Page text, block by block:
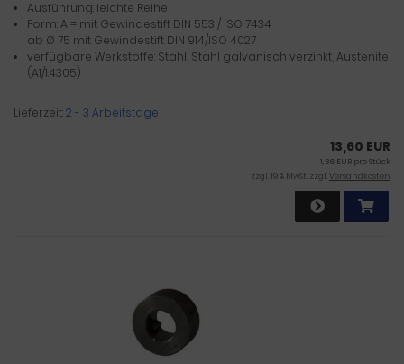
Ausführung: leichte Reihe
Form: A = mit Gewindestift DIN 553 / ISO 7434
ab Ø 75 mit Gewindestift DIN 914/ISO 4027
verfügbare Werkstoffe: Stahl, Stahl galvanisch verzinkt, Austenite
(A1/1.4305)
Lieferzeit:2 - 3 Arbeitstage
13,60 EUR
1,36 EUR pro Stück
zzgl. 19 % MwSt. zzgl.Versandkosten